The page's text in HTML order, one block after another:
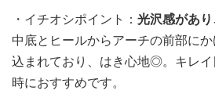
・イチオシポイント： 光沢感があり
中底とヒールからアーチの前部に
込まれており、はき心地◎。キレ
時におすすめです。